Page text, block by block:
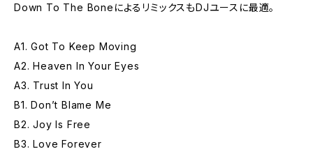
Down To The BoneによるリミックスもDJユースに最適。
A1. Got To Keep Moving
A2. Heaven In Your Eyes
A3. Trust In You
B1. Don’t Blame Me
B2. Joy Is Free
B3. Love Forever